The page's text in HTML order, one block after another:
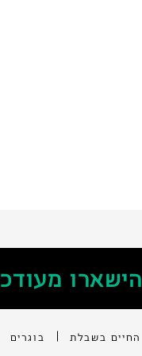
הישארו
החיים בשבלת בוגרים